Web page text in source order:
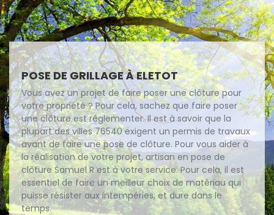
POSE DE GRILLAGE À ELETOT
Vous avez un projet de faire poser une clôture pour
votre propriété ? Pour cela, sachez que faire poser
une clôture est réglementer. Il est à savoir que la
plupart des villes 76540 exigent un permis de travaux
avant de faire une pose de clôture. Pour vous aider à
la réalisation de votre projet, artisan en pose de
clôture Samuel R est à votre service. Pour cela, il est
essentiel de faire un meilleur choix de matériau qui
puisse résister aux intempéries, et dure dans le
temps.